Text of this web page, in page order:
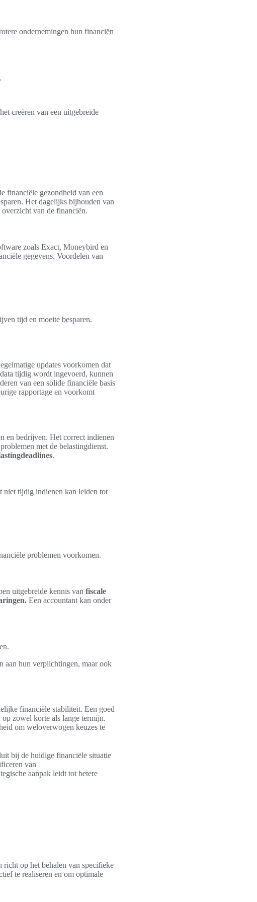
ondernemingen hun financiën
creëren van een uitgebreide
financiële gezondheid van een
Het dagelijks bijhouden van
van de financiën.
zoals Exact, Moneybird en
gegevens. Voordelen van
tijd en moeite besparen.
updates voorkomen dat
tijdig wordt ingevoerd, kunnen
van een solide financiële basis
rapportage en voorkomt
en bedrijven. Het correct indienen
met de belastingdienst.
.
niet tijdig indienen kan leiden tot
problemen voorkomen.
uitgebreide kennis van fiscale
Een accountant kan onder
aan hun verplichtingen, maar ook
financiële stabiliteit. Een goed
op zowel korte als lange termijn.
om weloverwogen keuzes te
bij de huidige financiële situatie
van
aanpak leidt tot betere
op het behalen van specifieke
te realiseren en om optimale